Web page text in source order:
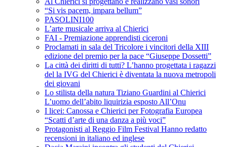
“Si vis pacem, impara bellum”
PASOLINI100
L’arte musicale arriva al Chierici
FAI - Premiazione apprendisti ciceroni
Proclamati in sala del Tricolore i vincitori della XIII
edizione del premio per la pace “Giuseppe Dossetti”
La città dei diritti di tutti? L’hanno progettata i ragazzi
del la IVG del Chierici è diventata la nuova metropoli
dei giovani
Lo stilista della natura Tiziano Guardini al Chierici
L’uomo dell’abito liquirizia esposto All’Onu
I licei: Canossa e Chierici per Fotografia Europea
“Scatti d’arte di una danza a più voci”
Protagonisti al Reggio Film Festival Hanno redatto
recensioni in italiano ed inglese